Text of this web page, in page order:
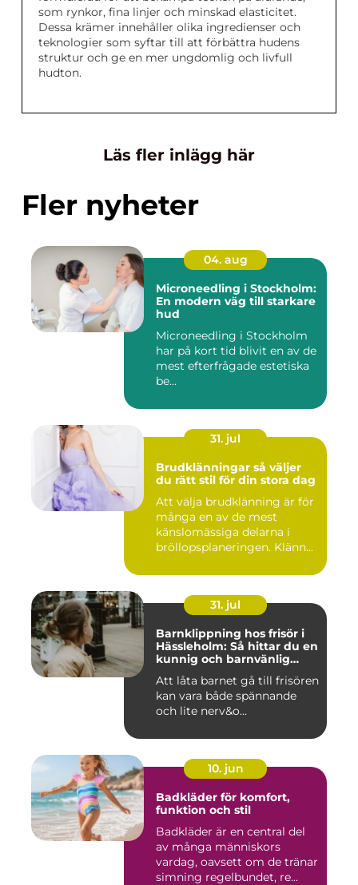
som rynkor, fina linjer och minskad elasticitet.
Dessa krämer innehåller olika ingredienser och
teknologier som syftar till att förbättra hudens
struktur och ge en mer ungdomlig och livfull
hudton.
Läs fler inlägg här
Fler nyheter
04. aug
Microneedling i Stockholm:
En modern väg till starkare
hud
Microneedling i Stockholm
har på kort tid blivit en av de
mest efterfrågade estetiska
be...
31. jul
Brudklänningar så väljer
du rätt stil för din stora dag
Att välja brudklänning är för
många en av de mest
känslomässiga delarna i
bröllopsplaneringen. Klänn...
31. jul
Barnklippning hos frisör i
Hässleholm: Så hittar du en
kunnig och barnvänlig
Att låta barnet gå till frisören
kan vara både spännande
och lite nerv&o...
10. jun
Badkläder för komfort,
funktion och stil
Badkläder är en central del
av många människors
vardag, oavsett om de tränar
simning regelbundet, re...